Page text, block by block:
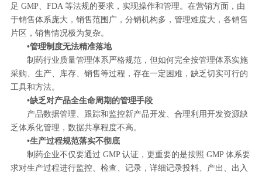
足 GMP、FDA 等法规的要求，实现操作和管理。在营销方面，由
于销售体系庞大，销售范围广，分销机构多，管理难度大，各销售
片区，销售情况极为复杂。
•管理制度无法精准落地
制药行业质量管理体系严格规范，但如何完全按管理体系实施
采购、生产、库存、销售等过程，存在一定困难，缺乏切实可行的
工具和方法。
•缺乏对产品全生命周期的管理手段
产品数据管理、跟踪和监控新产品开发、合理利用开发资源缺
乏体系化管理，数据共享程度不高。
•生产过程规范落实不彻底
制药企业不仅要通过 GMP 认证，更重要的是按照 GMP 体系要
求对生产过程进行监控、检查、记录，详细记录投料、产出、出入